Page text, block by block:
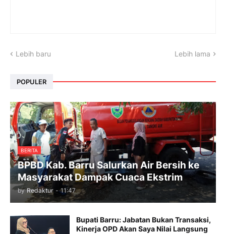
Lebih baru Lebih lama
POPULER
BERITA
BPBD Kab. Barru Salurkan Air Bersih ke
Masyarakat Dampak Cuaca Ekstrim
by Redaktur - 11:47
Bupati Barru: Jabatan Bukan Transaksi,
Kinerja OPD Akan Saya Nilai Langsung